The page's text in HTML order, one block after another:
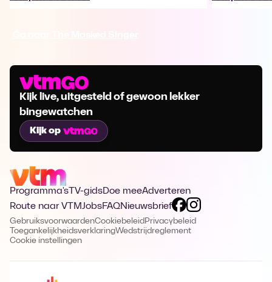
Kijk live, uitgesteld of gewoon lekker
bingewatchen
Kijk op
Programma's TV-gidsDoe meeAdverteren
Route naar VTMJobsFAQNieuwsbrief
GebruiksvoorwaardenCookiebeleid Privacybeleid
ToegankelijkheidsverklaringWedstrijdreglement
Cookie instellingen